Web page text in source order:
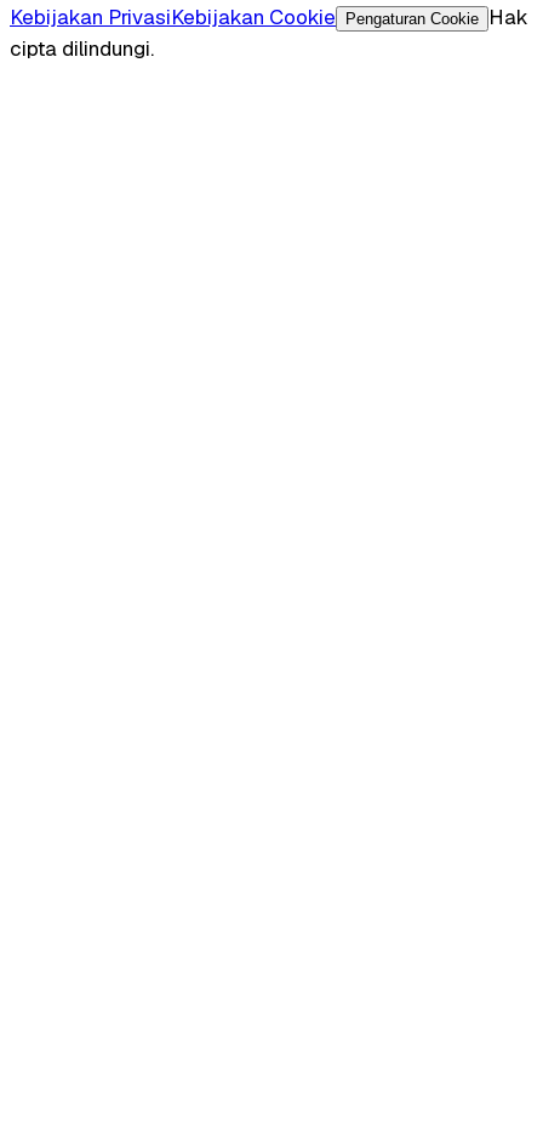
Kebijakan PrivasiKebijakan Cookie Pengaturan Cookie
Hak
cipta dilindungi.